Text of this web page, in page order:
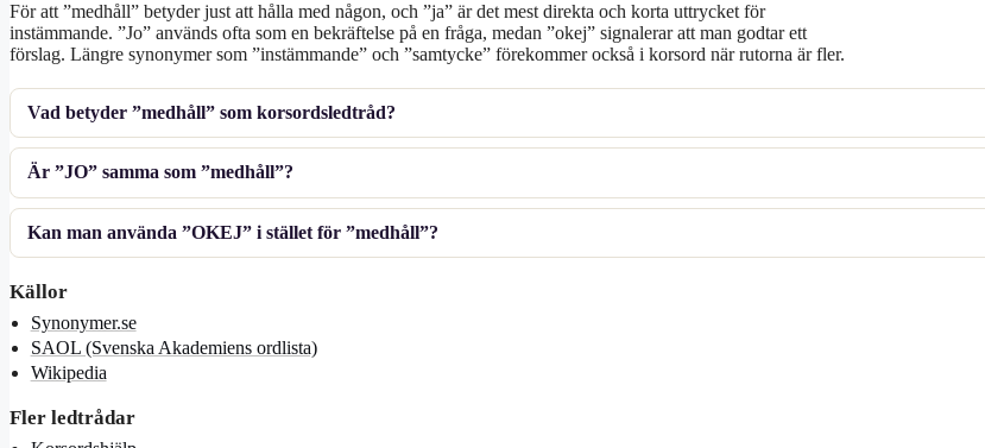
För att ”medhåll” betyder just att hålla med någon, och ”ja” är det mest direkta och korta uttrycket för
instämmande. ”Jo” används ofta som en bekräftelse på en fråga, medan ”okej” signalerar att man godtar ett
förslag. Längre synonymer som ”instämmande” och ”samtycke” förekommer också i korsord när rutorna är fler.
Vad betyder ”medhåll” som korsordsledtråd?
Är ”JO” samma som ”medhåll”?
Kan man använda ”OKEJ” i stället för ”medhåll”?
Källor
Synonymer.se
SAOL (Svenska Akademiens ordlista)
Wikipedia
Fler ledtrådar